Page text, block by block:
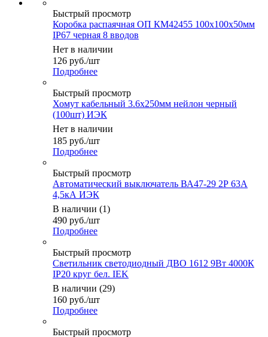
Быстрый просмотр
Коробка распаячная ОП КМ42455 100х100х50мм
IP67 черная 8 вводов
Нет в наличии
126 руб./шт
Подробнее
Быстрый просмотр
Хомут кабельный 3.6х250мм нейлон черный
(100шт) ИЭК
Нет в наличии
185 руб./шт
Подробнее
Быстрый просмотр
Автоматический выключатель ВА47-29 2Р 63А
4,5кА ИЭК
В наличии (1)
490 руб./шт
Подробнее
Быстрый просмотр
Светильник светодиодный ДВО 1612 9Вт 4000К
IP20 круг бел. IEK
В наличии (29)
160 руб./шт
Подробнее
Быстрый просмотр